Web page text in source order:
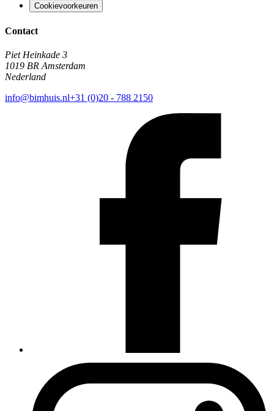
Cookievoorkeuren
Contact
Piet Heinkade 3
1019 BR Amsterdam
Nederland
info@bimhuis.nl+31 (0)20 - 788 2150